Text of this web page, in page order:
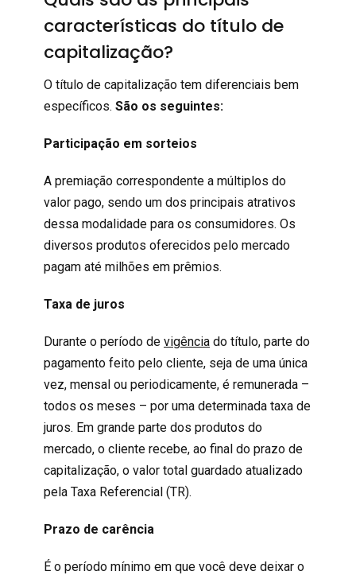
características do título de
capitalização?
O título de capitalização tem diferenciais bem
específicos. São os seguintes:
Participação em sorteios
A premiação correspondente a múltiplos do
valor pago, sendo um dos principais atrativos
dessa modalidade para os consumidores. Os
diversos produtos oferecidos pelo mercado
pagam até milhões em prêmios.
Taxa de juros
Durante o período de vigênciado título, parte do
pagamento feito pelo cliente, seja de uma única
vez, mensal ou periodicamente, é remunerada –
todos os meses – por uma determinada taxa de
juros. Em grande parte dos produtos do
mercado, o cliente recebe, ao final do prazo de
capitalização, o valor total guardado atualizado
pela Taxa Referencial (TR).
Prazo de carência
É o período mínimo em que você deve deixar o